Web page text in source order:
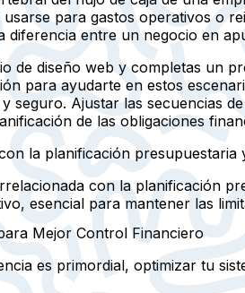
para gastos operativos o
diferencia entre un negocio en
de diseño web y completas un
para ayudarte en estos
seguro. Ajustar las secuencias
de las obligaciones
la planificación presupuestaria
con la planificación
esencial para mantener las
Mejor Control Financiero
es primordial, optimizar tu